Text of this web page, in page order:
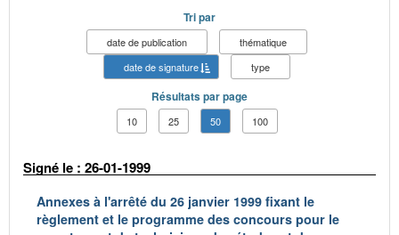
Tri par
date de publication
thématique
date de signature
type
Résultats par page
10 25 50 100
Signé le : 26-01-1999
Annexes à l'arrêté du 26 janvier 1999 fixant le
règlement et le programme des concours pour le